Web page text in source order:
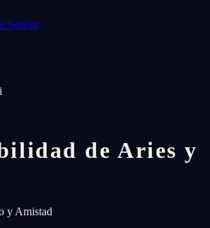
Sesión
de Aries y
y Amistad